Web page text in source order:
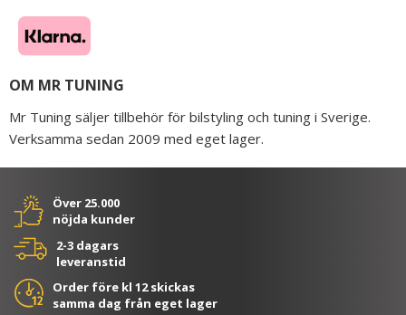
OM MR TUNING
Mr Tuning säljer tillbehör för bilstyling och tuning i Sverige.
Verksamma sedan 2009 med eget lager.
Över 25.000
nöjda kunder
2-3 dagars
leveranstid
Order före kl 12 skickas
samma dag från eget lager